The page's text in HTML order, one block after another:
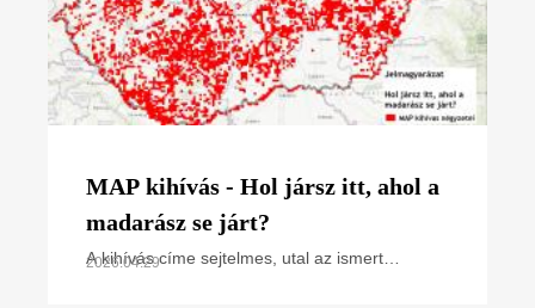
MAP kihívás - Hol jársz itt, ahol a
madarász se járt?
A kihívás címe sejtelmes, utal az ismert
2026.04.29